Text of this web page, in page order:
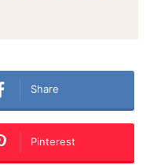
Share
Pinterest